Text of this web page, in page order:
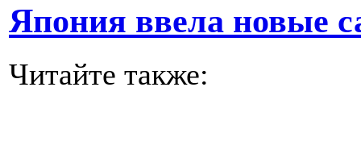
Япония ввела новые
Читайте также: